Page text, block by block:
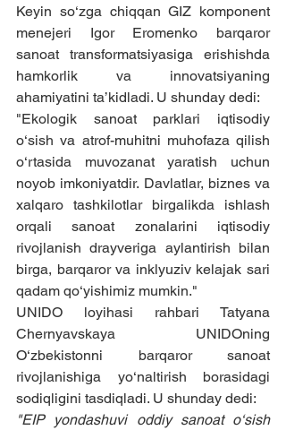
Keyin so‘zga chiqqan GIZ komponent
menejeri Igor Eromenko barqaror
sanoat transformatsiyasiga erishishda
hamkorlik va innovatsiyaning
ahamiyatini ta’kidladi. U shunday dedi:
"Ekologik sanoat parklari iqtisodiy
o‘sish va atrof-muhitni muhofaza qilish
o‘rtasida muvozanat yaratish uchun
noyob imkoniyatdir. Davlatlar, biznes va
xalqaro tashkilotlar birgalikda ishlash
orqali sanoat zonalarini iqtisodiy
rivojlanish drayveriga aylantirish bilan
birga, barqaror va inklyuziv kelajak sari
qadam qo‘yishimiz mumkin."
UNIDO loyihasi rahbari Tatyana
Chernyavskaya UNIDOning
O‘zbekistonni barqaror sanoat
rivojlanishiga yo‘naltirish borasidagi
sodiqligini tasdiqladi. U shunday dedi:
"EIP yondashuvi oddiy sanoat o‘sish